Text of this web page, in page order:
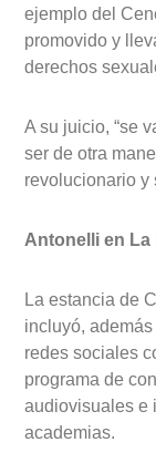
ejemplo del
promovido y
derechos
A su juicio, “se
ser de otra
revolucionario y
Antonelli en La
La estancia de
incluyó,
redes sociales
programa de
audiovisuales e
academias.